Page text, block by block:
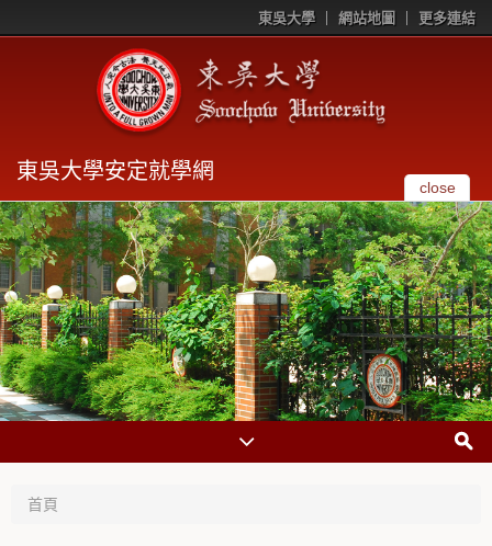
東吳大學 網站地圖 更多連結
東吳大學安定就學網
close
首頁